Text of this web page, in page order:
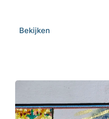
Bekijken